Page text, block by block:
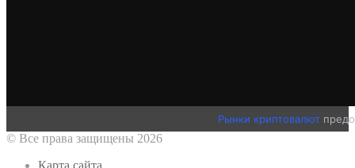
Рынки криптовалют
© Все права защищены 2026
Карта сайта